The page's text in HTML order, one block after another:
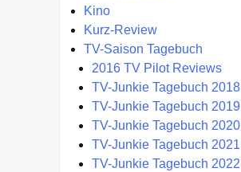
Kino
Kurz-Review
TV-Saison Tagebuch
2016 TV Pilot Reviews
TV-Junkie Tagebuch 2018
TV-Junkie Tagebuch 2019
TV-Junkie Tagebuch 2020
TV-Junkie Tagebuch 2021
TV-Junkie Tagebuch 2022